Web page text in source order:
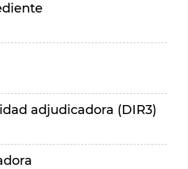
adjudicadora (DIR3)